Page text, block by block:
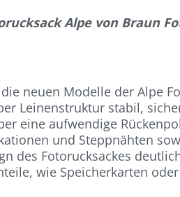
Alpe von Braun
neuen Modelle der Alpe
Leinenstruktur stabil,
eine aufwendige
und Steppnähten
des Fotorucksackes
wie Speicherkarten